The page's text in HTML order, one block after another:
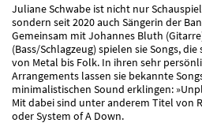
Juliane Schwabe ist nicht nur
sondern seit 2020 auch Sängerin der
Gemeinsam mit Johannes Bluth
(Bass/Schlagzeug) spielen sie Songs,
von Metal bis Folk. In ihren sehr
Arrangements lassen sie bekannte
minimalistischen Sound erklingen:
Mit dabei sind unter anderem Titel von
oder System of A Down.